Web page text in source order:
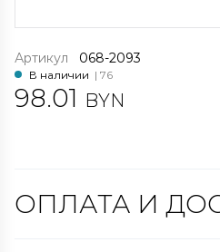
Артикул 068-2093
В наличии | 76
98.01 BYN
ОПЛАТА И